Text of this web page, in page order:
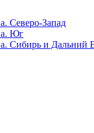
Северо-Запад
Юг
Сибирь и Дальний